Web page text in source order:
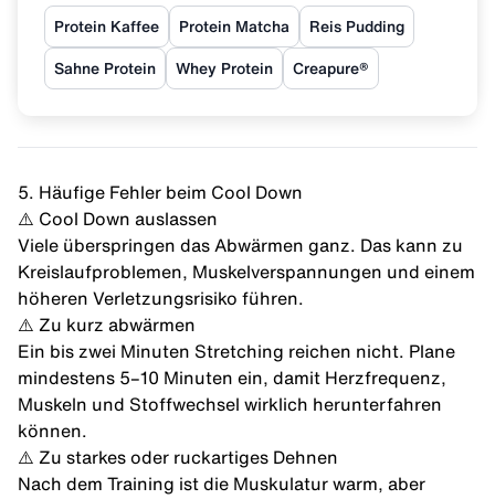
Protein Kaffee Protein Matcha Reis Pudding
Sahne Protein Whey Protein Creapure®
5. Häufige Fehler beim Cool Down
⚠️ Cool Down auslassen
Viele überspringen das Abwärmen ganz. Das kann zu
Kreislaufproblemen, Muskelverspannungen und einem
höheren Verletzungsrisiko führen.
⚠️ Zu kurz abwärmen
Ein bis zwei Minuten Stretching reichen nicht. Plane
mindestens 5–10 Minuten ein, damit Herzfrequenz,
Muskeln und Stoffwechsel wirklich herunterfahren
können.
⚠️ Zu starkes oder ruckartiges Dehnen
Nach dem Training ist die Muskulatur warm, aber